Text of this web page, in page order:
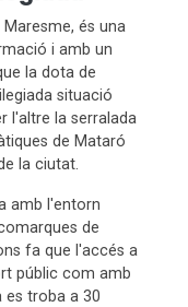
és una
i amb un
la dota de
situació
l'altre la serralada
de Mataró
la ciutat.
amb l'entorn
de
fa que l'accés a
públic com amb
es troba a 30